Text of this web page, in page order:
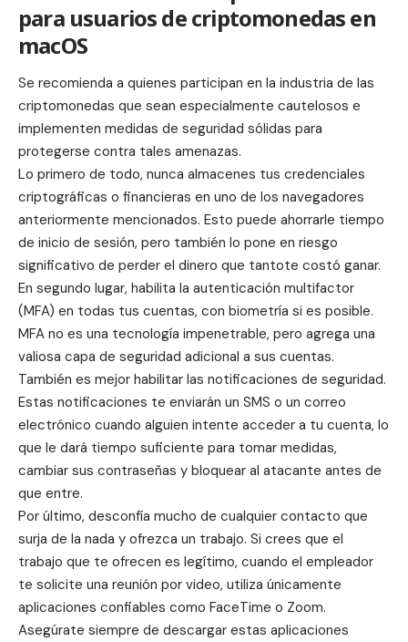
para usuarios de criptomonedas en
macOS
Se recomienda a quienes participan en la industria de las
criptomonedas que sean especialmente cautelosos e
implementen medidas de seguridad sólidas para
protegerse contra tales amenazas.
Lo primero de todo, nunca almacenes tus credenciales
criptográficas o financieras en uno de los navegadores
anteriormente mencionados. Esto puede ahorrarle tiempo
de inicio de sesión, pero también lo pone en riesgo
significativo de perder el dinero que tantote costó ganar.
En segundo lugar, habilita la autenticación multifactor
(MFA) en todas tus cuentas, con biometría si es posible.
MFA no es una tecnología impenetrable, pero agrega una
valiosa capa de seguridad adicional a sus cuentas.
También es mejor habilitar las notificaciones de seguridad.
Estas notificaciones te enviarán un SMS o un correo
electrónico cuando alguien intente acceder a tu cuenta, lo
que le dará tiempo suficiente para tomar medidas,
cambiar sus contraseñas y bloquear al atacante antes de
que entre.
Por último, desconfía mucho de cualquier contacto que
surja de la nada y ofrezca un trabajo. Si crees que el
trabajo que te ofrecen es legítimo, cuando el empleador
te solicite una reunión por video, utiliza únicamente
aplicaciones confiables como FaceTime o Zoom.
Asegúrate siempre de descargar estas aplicaciones